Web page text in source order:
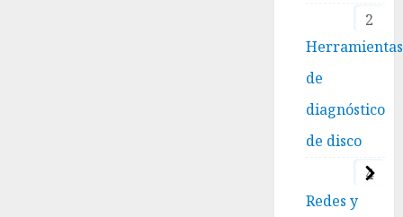
2
Herramientas
de
diagnóstico
de disco
4
Redes y